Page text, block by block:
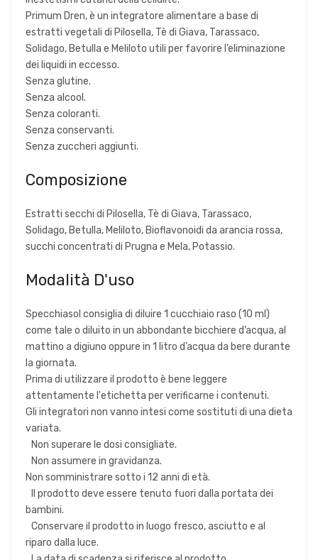
Primum Dren, è un integratore alimentare a base di
estratti vegetali di Pilosella, Tè di Giava, Tarassaco,
Solidago, Betulla e Meliloto utili per favorire l’eliminazione
dei liquidi in eccesso.
Senza glutine.
Senza alcool.
Senza coloranti.
Senza conservanti.
Senza zuccheri aggiunti.
Composizione
Estratti secchi di Pilosella, Tè di Giava, Tarassaco,
Solidago, Betulla, Meliloto, Bioflavonoidi da arancia rossa,
succhi concentrati di Prugna e Mela, Potassio.
Modalità D'uso
Specchiasol consiglia di diluire 1 cucchiaio raso (10 ml)
come tale o diluito in un abbondante bicchiere d’acqua, al
mattino a digiuno oppure in 1 litro d’acqua da bere durante
la giornata.
Prima di utilizzare il prodotto è bene leggere
attentamente l'etichetta per verificarne i contenuti.
Gli integratori non vanno intesi come sostituti di una dieta
variata.
Non superare le dosi consigliate.
Non assumere in gravidanza.
Non somministrare sotto i 12 anni di età.
Il prodotto deve essere tenuto fuori dalla portata dei
bambini.
Conservare il prodotto in luogo fresco, asciutto e al
riparo dalla luce.